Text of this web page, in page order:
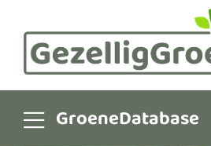
GroeneDatabase